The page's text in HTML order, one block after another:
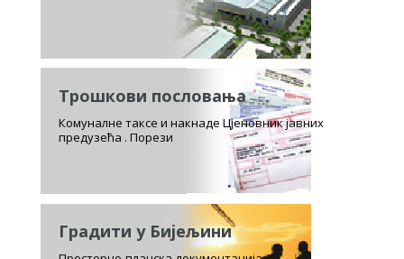
Трошкови пословања
Комуналне таксе и накнаде Цјеновник јавних
предузећа . Порези
Градити у Бијељини